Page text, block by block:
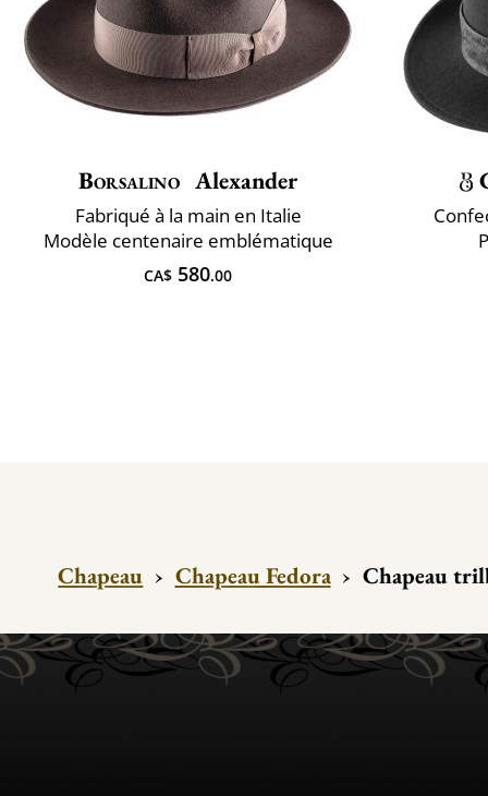
Borsalino Alexander
Fabriqué à la main en Italie
Modèle centenaire emblématique
CA$ 580.00
Chapeau › Chapeau Fedora › Chapeau